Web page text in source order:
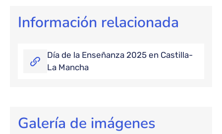
Información relacionada
Día de la Enseñanza 2025 en Castilla-
La Mancha
Galería de imágenes